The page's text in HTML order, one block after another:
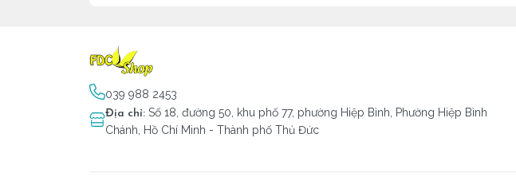
039 988 2453
Địa chỉ: Số 18, đường 50, khu phố 77, phường Hiệp Bình, Phường Hiệp Bình
Chánh, Hồ Chí Minh - Thành phố Thủ Đức